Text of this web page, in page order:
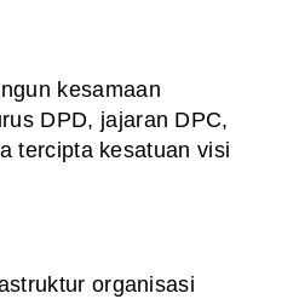
kesamaan
DPD, jajaran DPC,
tercipta kesatuan visi
organisasi